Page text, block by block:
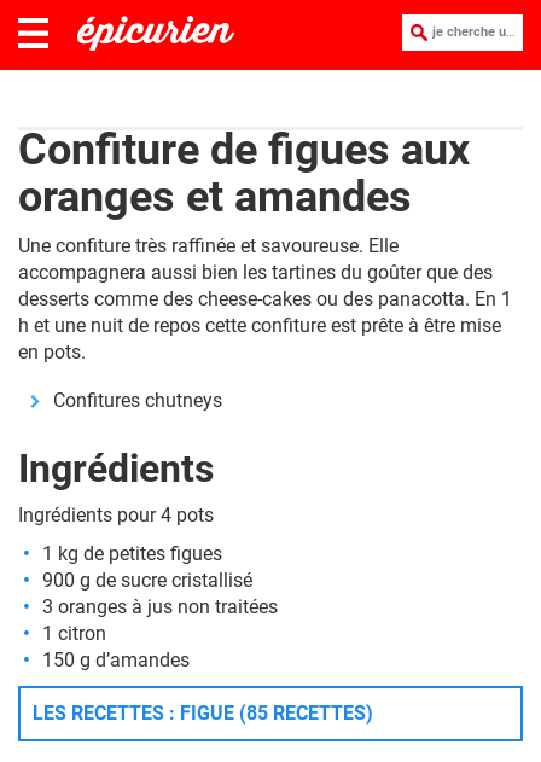
je cherche une recette :
Confiture de figues aux
oranges et amandes
Une confiture très raffinée et savoureuse. Elle
accompagnera aussi bien les tartines du goûter que des
desserts comme des cheese-cakes ou des panacotta. En 1
h et une nuit de repos cette confiture est prête à être mise
en pots.
Confitures chutneys
Ingrédients
Ingrédients pour 4 pots
1 kg de petites figues
900 g de sucre cristallisé
3 oranges à jus non traitées
1 citron
150 g d’amandes
LES RECETTES : FIGUE (85 RECETTES)